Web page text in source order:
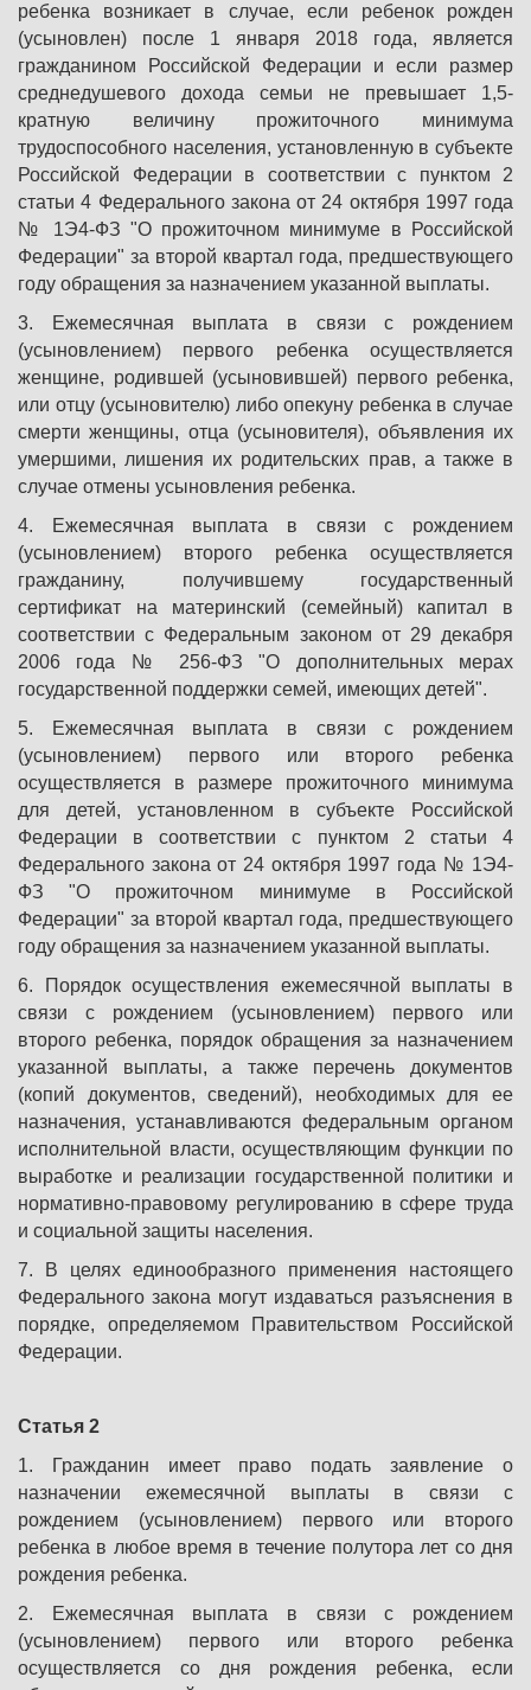
ребенка возникает в случае, если ребенок рожден
(усыновлен) после 1 января 2018 года, является
гражданином Российской Федерации и если размер
среднедушевого дохода семьи не превышает 1,5-
кратную величину прожиточного минимума
трудоспособного населения, установленную в субъекте
Российской Федерации в соответствии с пунктом 2
статьи 4 Федерального закона от 24 октября 1997 года
№ 1Э4-ФЗ "О прожиточном минимуме в Российской
Федерации" за второй квартал года, предшествующего
году обращения за назначением указанной выплаты.
3. Ежемесячная выплата в связи с рождением
(усыновлением) первого ребенка осуществляется
женщине, родившей (усыновившей) первого ребенка,
или отцу (усыновителю) либо опекуну ребенка в случае
смерти женщины, отца (усыновителя), объявления их
умершими, лишения их родительских прав, а также в
случае отмены усыновления ребенка.
4. Ежемесячная выплата в связи с рождением
(усыновлением) второго ребенка осуществляется
гражданину, получившему государственный
сертификат на материнский (семейный) капитал в
соответствии с Федеральным законом от 29 декабря
2006 года № 256-ФЗ "О дополнительных мерах
государственной поддержки семей, имеющих детей".
5. Ежемесячная выплата в связи с рождением
(усыновлением) первого или второго ребенка
осуществляется в размере прожиточного минимума
для детей, установленном в субъекте Российской
Федерации в соответствии с пунктом 2 статьи 4
Федерального закона от 24 октября 1997 года № 1Э4-
ФЗ "О прожиточном минимуме в Российской
Федерации" за второй квартал года, предшествующего
году обращения за назначением указанной выплаты.
6. Порядок осуществления ежемесячной выплаты в
связи с рождением (усыновлением) первого или
второго ребенка, порядок обращения за назначением
указанной выплаты, а также перечень документов
(копий документов, сведений), необходимых для ее
назначения, устанавливаются федеральным органом
исполнительной власти, осуществляющим функции по
выработке и реализации государственной политики и
нормативно-правовому регулированию в сфере труда
и социальной защиты населения.
7. В целях единообразного применения настоящего
Федерального закона могут издаваться разъяснения в
порядке, определяемом Правительством Российской
Федерации.
Статья 2
1. Гражданин имеет право подать заявление о
назначении ежемесячной выплаты в связи с
рождением (усыновлением) первого или второго
ребенка в любое время в течение полутора лет со дня
рождения ребенка.
2. Ежемесячная выплата в связи с рождением
(усыновлением) первого или второго ребенка
осуществляется со дня рождения ребенка, если